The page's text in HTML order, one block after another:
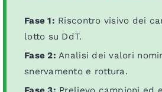
Fase 1: Riscontro visivo dei
lotto su DdT.
Fase 2: Analisi dei valori
snervamento e rottura.